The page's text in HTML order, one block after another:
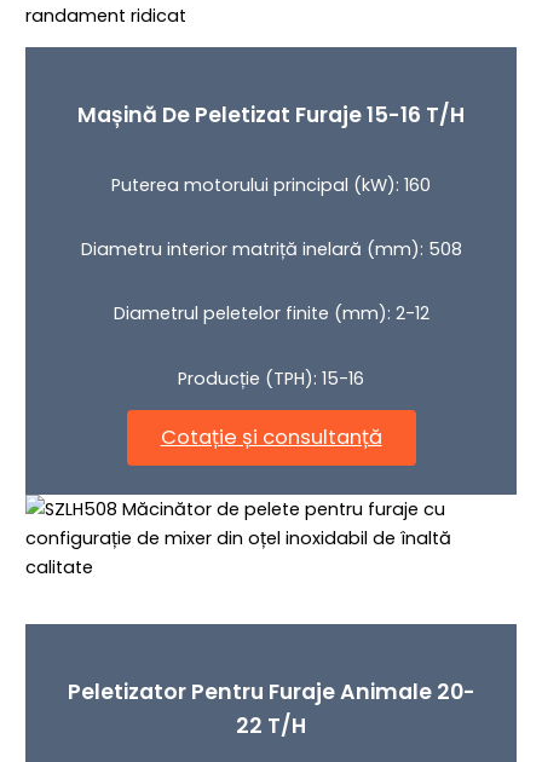
Mașină De Peletizat Furaje 15-16 T/h
Puterea motorului principal (kW): 160
Diametru interior matriță inelară (mm): 508
Diametrul peletelor finite (mm): 2-12
Producție (TPH): 15-16
Cotație și consultanță
Peletizator Pentru Furaje Animale 20-
22 T/h